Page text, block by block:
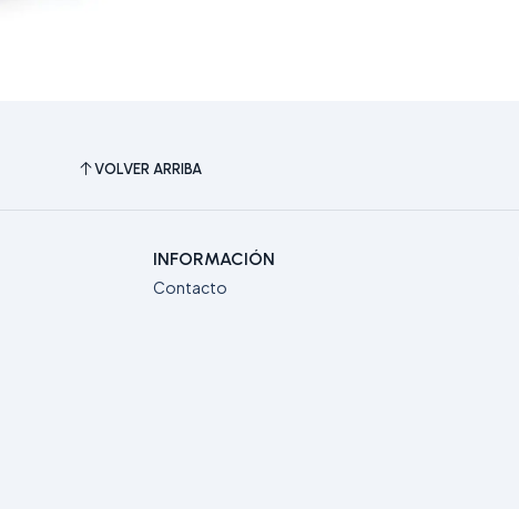
VOLVER ARRIBA
INFORMACIÓN
Contacto